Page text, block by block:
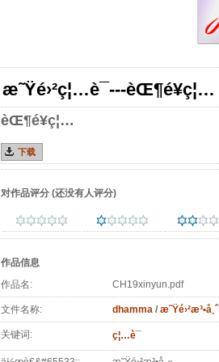
æ˜Ÿé›²ç¦…è¯---èŒ¶é¥­ç¦…
èŒ¶é¥­ç¦…
下载
对作品评分(还没有人评分)
作品信息
作品名:
CH19xinyun.pdf
文件名称: dhamma/ æ˜Ÿé›²æ³•å¸ˆ
关键词: ç¦…è¯